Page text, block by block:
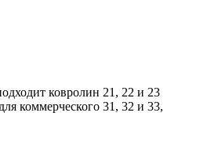
ковролин 21, 22 и 23
коммерческого 31, 32 и 33,